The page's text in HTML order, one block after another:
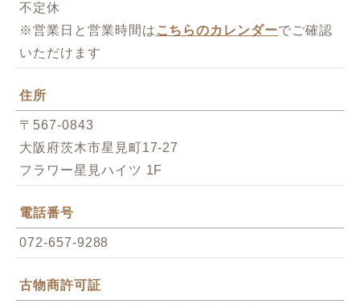
不定休
※営業日と営業時間は こちらのカレンダーでご確認
いただけます
住所
〒567-0843
大阪府茨木市星見町17-27
フラワー星見ハイツ 1F
電話番号
072-657-9288
古物商許可証